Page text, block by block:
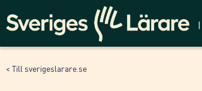
< Till sverigeslarare.se